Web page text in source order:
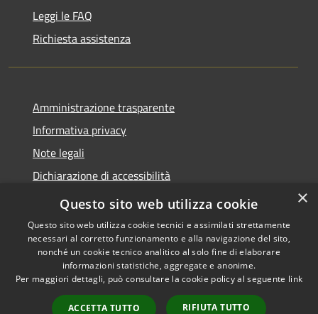
Leggi le FAQ
Richiesta assistenza
Amministrazione trasparente
Informativa privacy
Note legali
Dichiarazione di accessibilità
Whistleblowing
Accessibilità
Copyright © 2026 • Comune di
Certaldo • Powered by
Municipium•
Accesso
×
Questo sito web utilizza cookie
Questo sito web utilizza cookie tecnici e assimilati strettamente
necessari al corretto funzionamento e alla navigazione del sito,
nonché un cookie tecnico analitico al solo fine di elaborare
informazioni statistiche, aggregate e anonime.
Per maggiori dettagli, può consultare la cookie policy al seguente link
ACCETTA TUTTO RIFIUTA TUTTO